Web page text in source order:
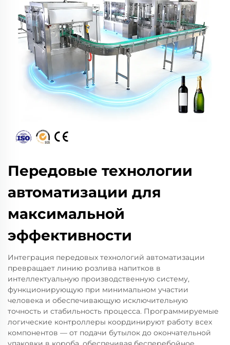
Передовые технологии
автоматизации для
максимальной
эффективности
Интеграция передовых технологий автоматизации
превращает линию розлива напитков в
интеллектуальную производственную систему,
функционирующую при минимальном участии
человека и обеспечивающую исключительную
точность и стабильность процесса. Программируемые
логические контроллеры координируют работу всех
компонентов — от подачи бутылок до окончательной